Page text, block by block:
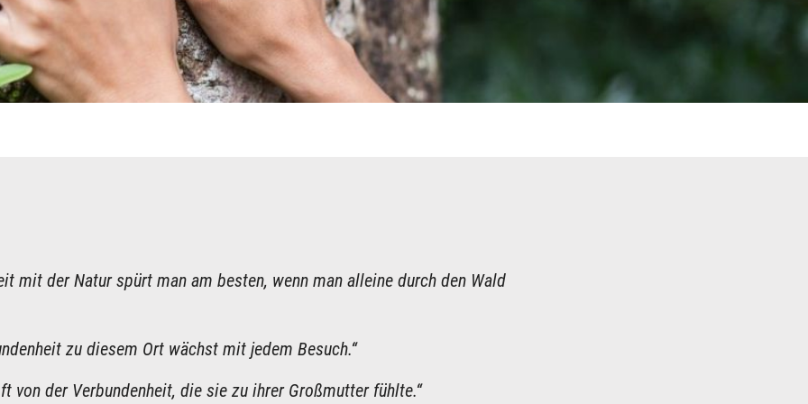
mit der Natur spürt man am besten, wenn man alleine durch den Wald
zu diesem Ort wächst mit jedem Besuch.“
von der Verbundenheit, die sie zu ihrer Großmutter fühlte.“